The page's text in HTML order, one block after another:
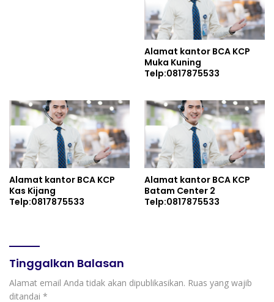
Alamat kantor BCA KCP
Muka Kuning
Telp:0817875533
Alamat kantor BCA KCP
Kas Kijang
Telp:0817875533
Alamat kantor BCA KCP
Batam Center 2
Telp:0817875533
Tinggalkan Balasan
Alamat email Anda tidak akan dipublikasikan. Ruas yang wajib
ditandai *